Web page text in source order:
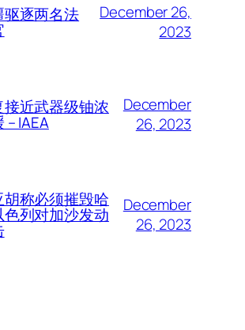
驱逐两名法
December 26,
2023
近武器级铀浓
– IAEA
December
26, 2023
称必须摧毁哈
列对加沙发动
December
26, 2023